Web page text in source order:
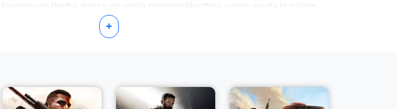
joissa on uusia moninpelikarttoja, uusia aseita ja paljon
+